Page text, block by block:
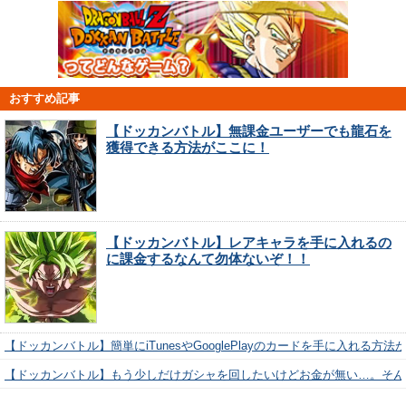
おすすめ記事
【ドッカンバトル】無課金ユーザーでも龍石を
獲得できる方法がここに！
【ドッカンバトル】レアキャラを手に入れるの
に課金するなんて勿体ないぞ！！
【ドッカンバトル】簡単にiTunesやGooglePlayのカードを手に入れる方法
【ドッカンバトル】もう少しだけガシャを回したいけどお金が無い…。そ